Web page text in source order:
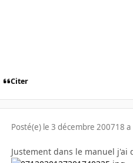
Citer
Posté(e) le 3 décembre 200718 a
Justement dans le manuel